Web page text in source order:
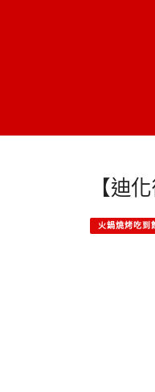
【迪
火鍋燒烤吃到